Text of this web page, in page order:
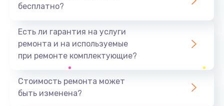
Замена разъема питания
от 790 руб.
Ремонт шлейфа
бесплатно?
Есть ли гарантия на услуги
ремонта и на используемые
при ремонте комплектующие?
Стоимость ремонта может
быть изменена?